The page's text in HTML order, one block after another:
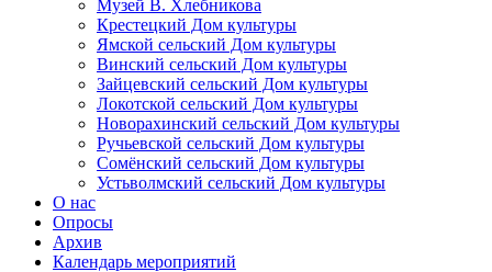
Музей В. Хлебникова
Крестецкий Дом культуры
Ямской сельский Дом культуры
Винский сельский Дом культуры
Зайцевский сельский Дом культуры
Локотской сельский Дом культуры
Новорахинский сельский Дом культуры
Ручьевской сельский Дом культуры
Сомёнский сельский Дом культуры
Устьволмский сельский Дом культуры
О нас
Опросы
Архив
Календарь мероприятий